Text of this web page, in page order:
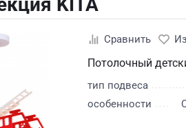
Потолочный
тип подвеса
особенности